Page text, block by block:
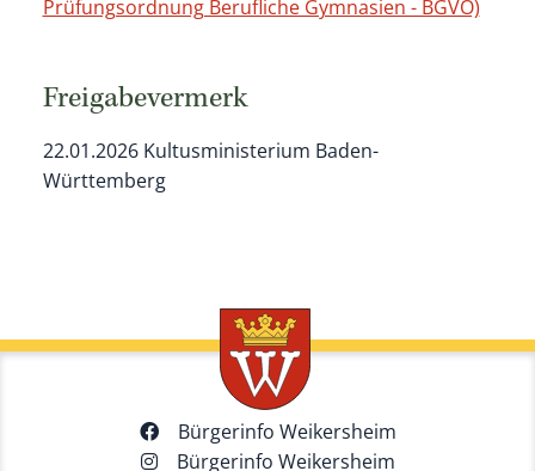
Prüfungsordnung Berufliche Gymnasien - BGVO)
Freigabevermerk
22.01.2026 Kultusministerium Baden-
Württemberg
Bürgerinfo Weikersheim
Bürgerinfo Weikersheim